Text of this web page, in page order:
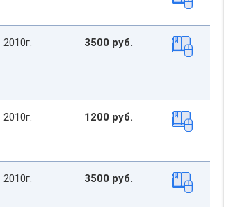
2010г. 3500 руб.
2010г. 1200 руб.
2010г. 3500 руб.